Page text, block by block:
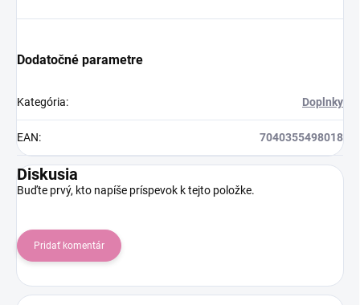
Dodatočné parametre
Kategória: Doplnky
EAN: 7040355498018
Diskusia
Buďte prvý, kto napíše príspevok k tejto položke.
Pridať komentár